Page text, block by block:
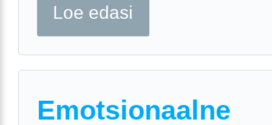
Loe edasi
Emotsionaalne